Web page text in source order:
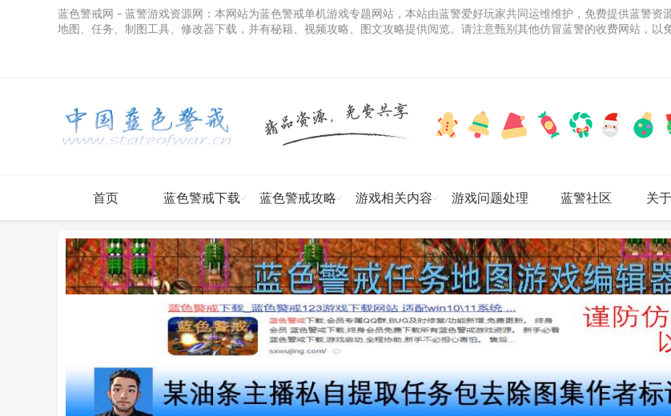
蓝色警戒网 - 蓝警游戏资源网 ：本网站为蓝色警戒单机游戏专题网站，本站由蓝警爱好玩家共同运维维护，免费提供蓝警
地图、任务、制图工具、修改器下载，并有秘籍、视频攻略、图文攻略提供阅览。请注意甄别其他仿冒蓝警的收费网站，以
首页 蓝色警戒下载 蓝色警戒攻略 游戏相关内容 游戏问题处理 蓝警社区 关